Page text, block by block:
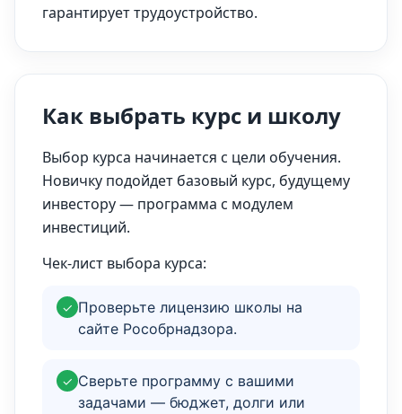
гарантирует трудоустройство.
Как выбрать курс и школу
Выбор курса начинается с цели обучения.
Новичку подойдет базовый курс, будущему
инвестору — программа с модулем
инвестиций.
Чек-лист выбора курса:
✓ Проверьте лицензию школы на
сайте Рособрнадзора.
✓ Сверьте программу с вашими
задачами — бюджет, долги или